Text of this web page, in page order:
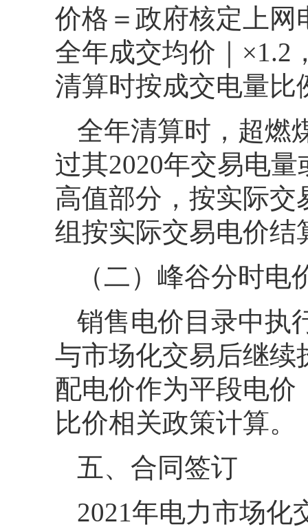
价格＝政府核定上网
全年成交均价｜×1.2
清算时按成交电量比
全年清算时，超燃
过其2020年交易电
高值部分，按实际
组按实际交易电价结
（二）峰谷分时电
销售电价目录中执
与市场化交易后继续
配电价作为平段电
比价相关政策计算。
五、合同签订
2021年电力市场化